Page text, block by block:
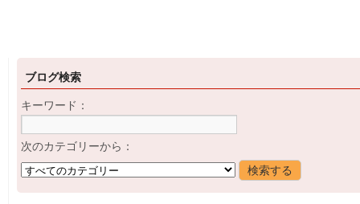
ブログ検索
キーワード：
次のカテゴリーから：